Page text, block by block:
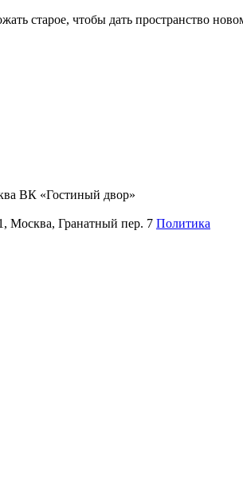
старое, чтобы дать пространство
ВК «Гостиный двор»
Москва, Гранатный пер. 7 Политика